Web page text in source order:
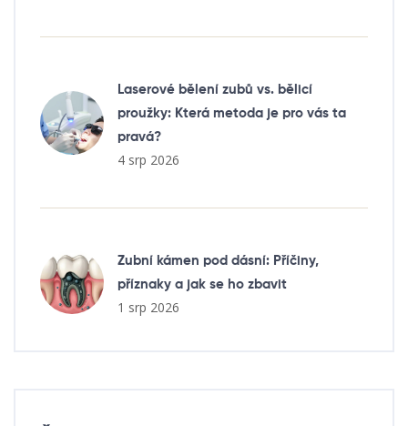
Laserové bělení zubů vs. bělicí
proužky: Která metoda je pro vás ta
pravá?
4 srp 2026
Zubní kámen pod dásní: Příčiny,
příznaky a jak se ho zbavit
1 srp 2026